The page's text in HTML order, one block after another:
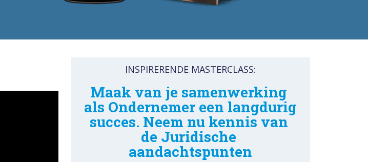
INSPIRERENDE MASTERCLASS:
Maak van je samenwerking
als Ondernemer een langdurig
succes. Neem nu kennis van
de Juridische
aandachtspunten